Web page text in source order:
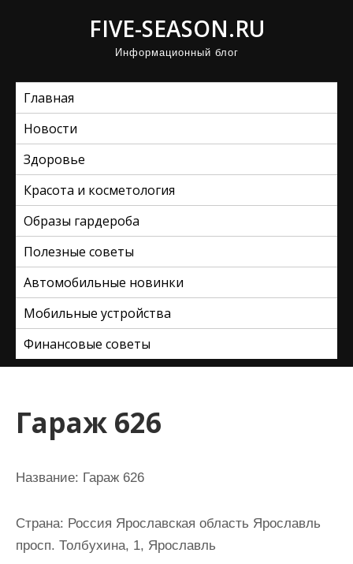
и
FIVE-SEASON.RU
Информационный блог
Главная
Новости
Здоровье
Красота и косметология
Образы гардероба
Полезные советы
Автомобильные новинки
Мобильные устройства
Финансовые советы
Гараж 626
Название: Гараж 626
Страна: Россия Ярославская область Ярославль
просп. Толбухина, 1, Ярославль